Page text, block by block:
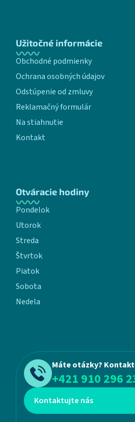
Užitočné informácie
Obchodné podmienky
Ochrana osobných údajov
Odstúpenie od zmluvy
Reklamačný formulár
Na stiahnutie
Kontakt
Otváracie hodiny
Pondelok
Utorok
Streda
Štvrtok
Piatok
Sobota
Nedela
Máte otázky?
+421 910 296
Kontaktujte nás